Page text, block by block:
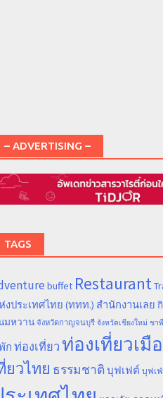
– ADVERTISING –
TAGS
buffet Restaurant
งประเทศไทย (ททท.) สำนักงานเลย
มหวาน จังหวัดกาญจนบุรี จังหวัดเชียงใหม่ ชา
ก ท่องเที่ยวท่องเที่ยวเมื
ยวไทย ธรรมชาติ บุฟเฟต์ บุฟเ